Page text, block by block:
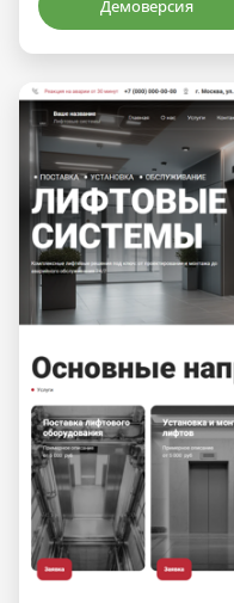
Демоверсия